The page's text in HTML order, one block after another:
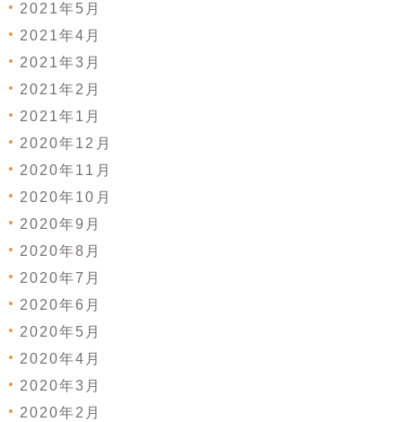
2021年5月
2021年4月
2021年3月
2021年2月
2021年1月
2020年12月
2020年11月
2020年10月
2020年9月
2020年8月
2020年7月
2020年6月
2020年5月
2020年4月
2020年3月
2020年2月